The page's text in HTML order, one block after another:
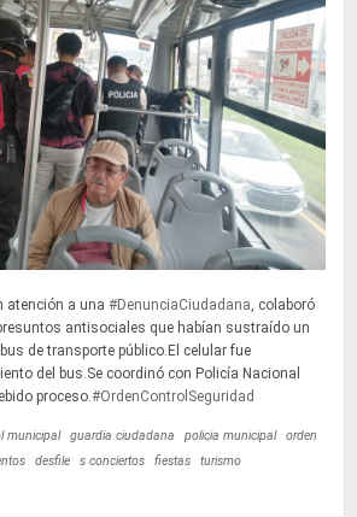
atención a una #DenunciaCiudadana, colaboró
antisociales que habían sustraído un
de transporte público.El celular fue
del bus.Se coordinó con Policía Nacional
proceso.#OrdenControlSeguridad
municipal guardia ciudadana policia municipal
orden
desfile s conciertos fiestas
turismo